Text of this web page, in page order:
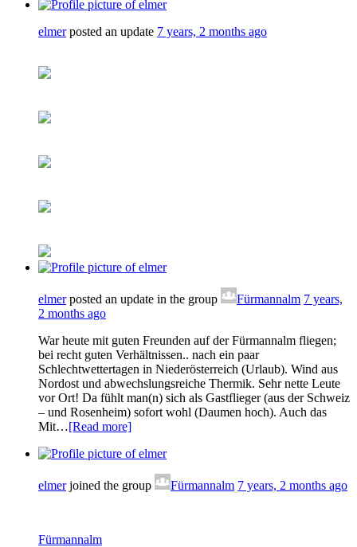
elmerposted an update 7 years, 2 months ago
elmerposted an update in the group Fürmannalm 7 years,
2 months ago
War heute mit guten Freunden auf der Fürmannalm fliegen;
bei recht guten Verhältnissen.. nach ein paar
Schlechtwettertagen in Niederösterreich (Urlaub). Wind aus
Nordost und abwechslungsreiche Thermik. Sehr nette Leute
vor Ort! Da fühlt man(n) sich als Gastflieger (aus der Schweiz
– und Rosenheim) sofort wohl (Daumen hoch). Auch das
Mit…[Read more]
elmerjoined the group Fürmannalm 7 years, 2 months ago
Fürmannalm